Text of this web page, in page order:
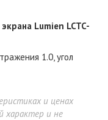
экрана Lumien LCTC-
1.0, угол
и ценах
характер и не